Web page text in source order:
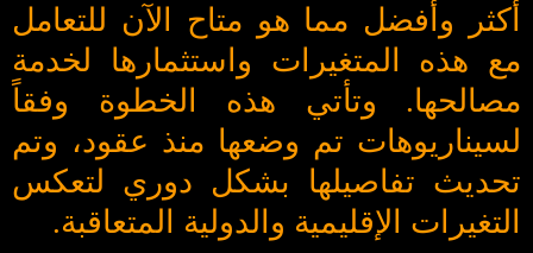
أكثر وأفضل مما هو متاح الآن للتعامل
مع هذه المتغيرات واستثمارها لخدمة
مصالحها. وتأتي هذه الخطوة وفقاً
لسيناريوهات تم وضعها منذ عقود، وتم
تحديث تفاصيلها بشكل دوري لتعكس
التغيرات الإقليمية والدولية المتعاقبة.